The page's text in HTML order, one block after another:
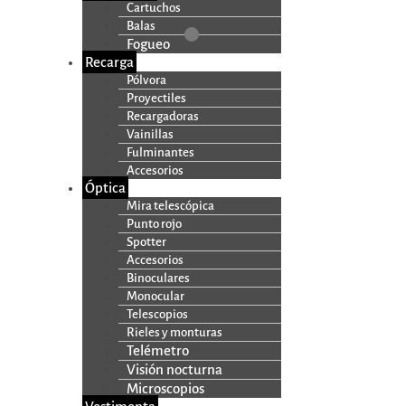
Cartuchos
Balas
Fogueo
Recarga
Pólvora
Proyectiles
Recargadoras
Vainillas
Fulminantes
Accesorios
Óptica
Mira telescópica
Punto rojo
Spotter
Accesorios
Binoculares
Monocular
Telescopios
Rieles y monturas
Telémetro
Visión nocturna
Microscopios